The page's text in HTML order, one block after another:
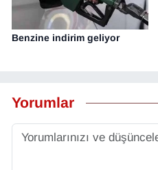
Benzine indirim geliyor
Yorumlar